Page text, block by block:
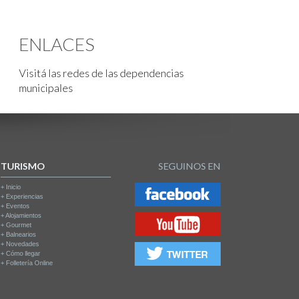
ENLACES
Visitá las redes de las dependencias
municipales
TURISMO
+ Inicio
+ Experiencias
+ Eventos
+Alojamientos
+Gourmet
+ Balnearios
+ Novedades
+Cómo llegar
+ Folletería Online
SEGUINOS EN